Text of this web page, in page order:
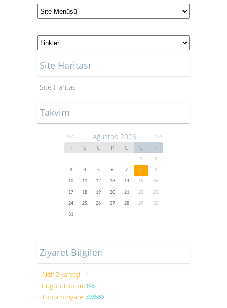
Site Haritası
Site Haritası
Takvim
<< Ağustos 2026 >>
P S Ç P C C P
1
2
3
4 5 6 7 8
9
10
11 12 13 14 15
16
17
18 19 20 21 22
23
24
25 26 27 28 29
30
31
Ziyaret Bilgileri
Aktif Ziyaretçi 4
Bugün Toplam145
Toplam Ziyaret398580